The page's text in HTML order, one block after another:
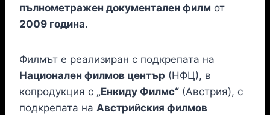
пълнометражен документален филм от
2009 година.
Филмът е реализиран с подкрепата на
Национален филмов център (НФЦ), в
копродукция с „Енкиду Филмс“ (Австрия), с
подкрепата на Австрийския филмов